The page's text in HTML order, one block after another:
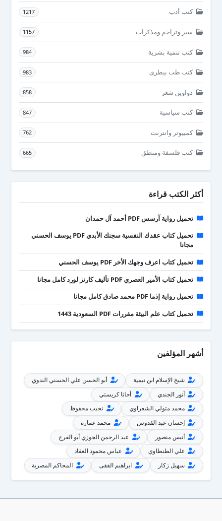
كتب أدب 1217
سير وتراجم ومذكرات 1157
كتب تنمية بشرية 984
كتب طب بيطرى 983
دواوين شعر 858
كتب سياسية 847
كمبيوتر وانترنت 762
كتب فلسفة ومنطق 665
أكثر الكتب قراءة
تحميل رواية آرسس PDF أحمد آل حمدان
تحميل كتاب عقدك النفسية سجنك الأبدي PDF يوسف الحسني
مجانا
تحميل كتاب اعرف وجهك الأخر PDF يوسف الحسني
تحميل كتاب الأمير العصري PDF تأليف كارنز لورد كامل مجانا
تحميل رواية إذما PDF محمد صادق كامل مجانا
تحميل كتاب علم البيئة مقررات PDF السعودية 1443
أشهر المؤلفين
شيخ الإسلام ابن تيمية
أبو الحسن علي الحسني الندوي
أنور الجندي
أجاثا كريستي
محمد متولي الشعراوي
نجيب محفوظ
إحسان عبد القدوس
محمد عمارة
أنيس منصور
عبد الرحمن الجوزي أبو الفرج
علي الطنطاوي
عباس محمود العقاد
سهيل زكار
ابراهيم الفقى المحاكم المصرية